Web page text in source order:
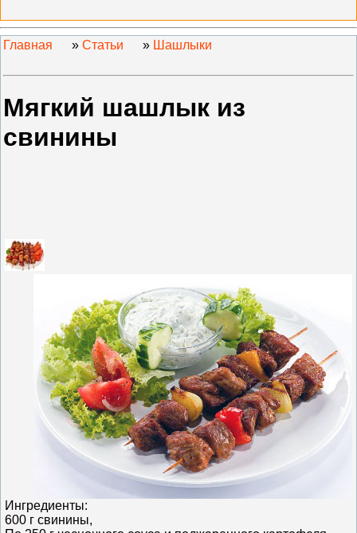
Главная » Статьи » Шашлыки
Мягкий шашлык из
свинины
Ингредиенты:
600 г свинины,